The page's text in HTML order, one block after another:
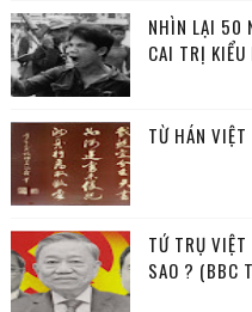
NHÌN LẠI 50
CAI TRỊ
TỪ HÁN VIỆT
TỨ TRỤ VIỆT
SAO ? (BBC